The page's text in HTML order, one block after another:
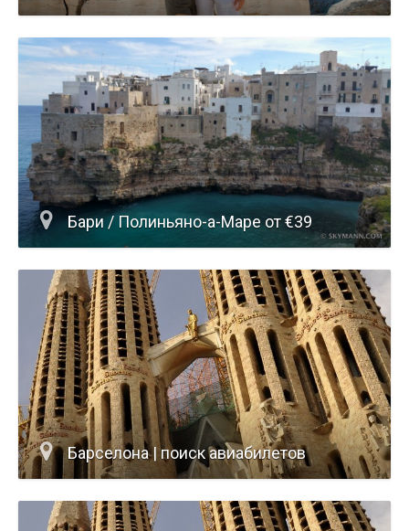
Бари / Полиньяно-а-Маре от €39
Барселона | поиск авиабилетов